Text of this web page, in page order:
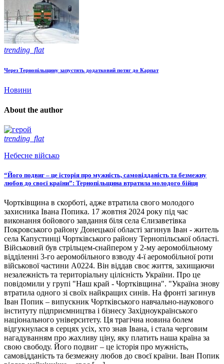
trending_flat
Через Тернопільщину запустять додатковий потяг до Карпат
Новини
About the author
trending_flat
Небесне військо
“Його подвиг – це історія про мужність, самовідданість та безмежну
любов до своєї країни”: Тернопільщина втратила молодого бійця
Чортківщина в скорботі, адже втратила свого молодого
захисника Івана Попика. 17 жовтня 2024 року під час
виконання бойового завдання біля села Єлизаветівка
Покровського району Донецької області загинув Іван - житель
села Капустинці Чортківського району Тернопільської області.
Військовий був стрільцем-снайпером у 2-му аеромобільному
відділенні 3-го аеромобільного взводу 4-ї аеромобільної роти
військової частини А0224. Він віддав своє життя, захищаючи
незалежність та територіальну цілісність України. Про це
повідомили у групі "Наш край - Чортківщина". "Україна знову
втратила одного зі своїх найкращих синів. На фронті загинув
Іван Попик – випускник Чортківського навчально-наукового
інституту підприємництва і бізнесу Західноукраїнського
національного університету. Ця трагічна новина болем
відгукнулася в серцях усіх, хто знав Івана, і стала черговим
нагадуванням про жахливу ціну, яку платить наша країна за
свою свободу. Його подвиг – це історія про мужність,
самовідданість та безмежну любов до своєї країни. Іван Попик